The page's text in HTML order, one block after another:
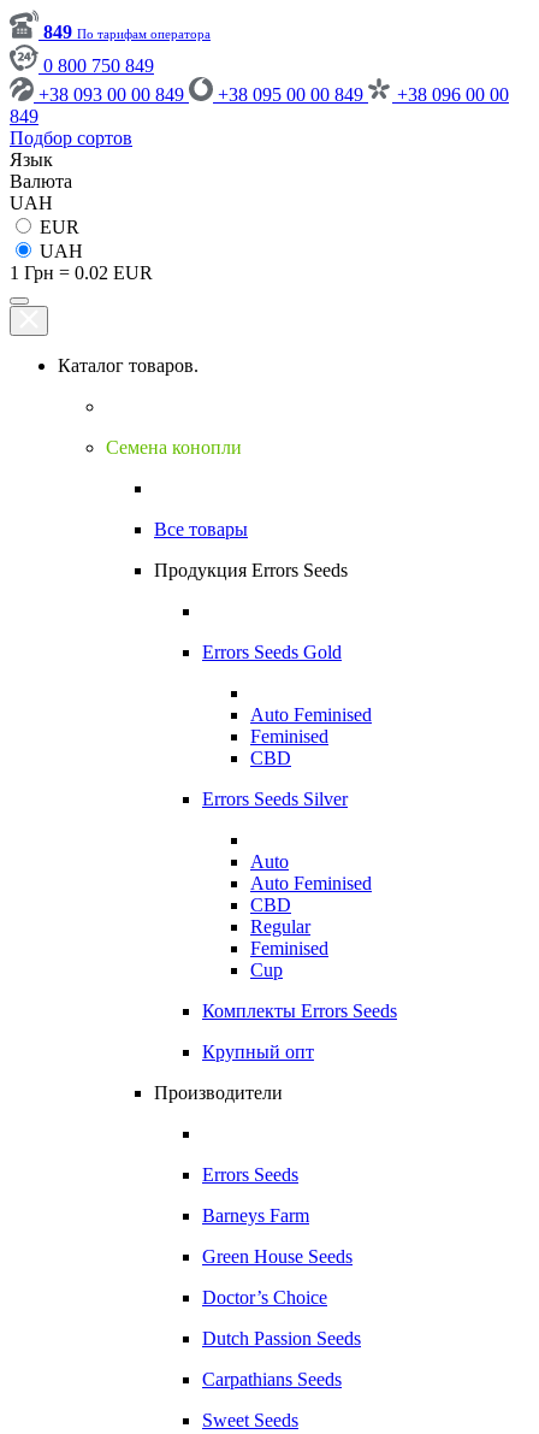
849 По тарифам оператора
0 800 750 849
+38 093 00 00 849
+38 095 00 00 849
+38 096 00 00
849
Подбор сортов
Язык
Валюта
UAH
EUR
UAH
1 Грн = 0.02 EUR
Каталог товаров.
Семена конопли
Все товары
Продукция Errors Seeds
Errors Seeds Gold
Auto Feminised
Feminised
CBD
Errors Seeds Silver
Auto
Auto Feminised
CBD
Regular
Feminised
Cup
Комплекты Errors Seeds
Крупный опт
Производители
Errors Seeds
Barneys Farm
Green House Seeds
Doctor’s Choice
Dutch Passion Seeds
Carpathians Seeds
Sweet Seeds